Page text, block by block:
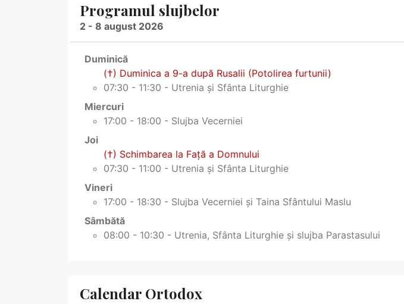
Programul slujbelor
2 - 8 august 2026
Duminică
(†) Duminica a 9-a după Rusalii (Potolirea furtunii)
07:30 - 11:30 - Utrenia și Sfânta Liturghie
Miercuri
17:00 - 18:00 - Slujba Vecerniei
Joi
(†) Schimbarea la Faţă a Domnului
07:30 - 11:00 - Utrenia și Sfânta Liturghie
Vineri
17:00 - 18:30 - Slujba Vecerniei și Taina Sfântului Maslu
Sâmbătă
08:00 - 10:30 - Utrenia, Sfânta Liturghie și slujba Parastasului
Calendar Ortodox